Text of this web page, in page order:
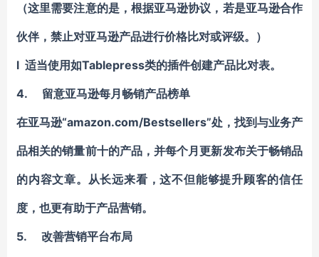
（这里需要注意的是，根据亚马逊协议，若是亚马逊合作
伙伴，禁止对亚马逊产品进行价格比对或评级。）
l 适当使用如Tablepress类的插件创建产品比对表。
4. 留意亚马逊每月畅销产品榜单
在亚马逊“amazon.com/Bestsellers”处，找到与业务产
品相关的销量前十的产品，并每个月更新发布关于畅销品
的内容文章。从长远来看，这不但能够提升顾客的信任
度，也更有助于产品营销。
5. 改善营销平台布局